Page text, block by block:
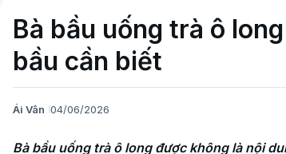
Bà bầu uống trà ô
bầu cần biết
Ái Vân 04/06/2026
Bà bầu uống trà ô long được không là nội